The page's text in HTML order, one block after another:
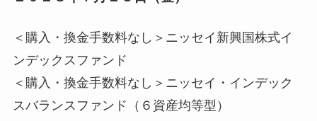
＜購入・換金手数料なし＞ニッセイ新興国株式イ
ンデックスファンド
＜購入・換金手数料なし＞ニッセイ・インデック
スバランスファンド（６資産均等型）